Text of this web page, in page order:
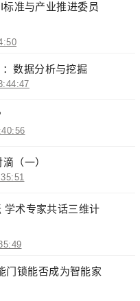
准与产业推进委员
数据分析与挖掘
（一）
学术专家共话三维计
门锁能否成为智能家